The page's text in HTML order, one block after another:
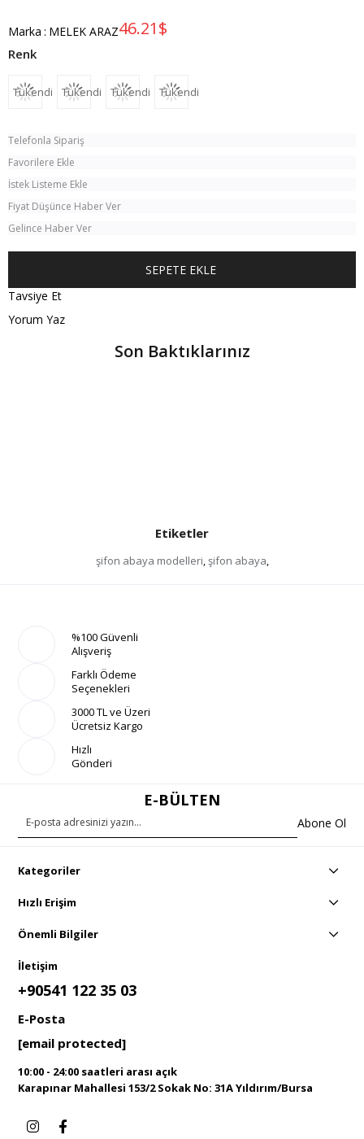
Marka : MELEK ARAZ46.21$
Tükendi Tükendi Tükendi Tükendi
Telefonla Sipariş
Favorilere Ekle
İstek Listeme Ekle
Fiyat Düşünce Haber Ver
Gelince Haber Ver
Tavsiye Et
Yorum Yaz
Son Baktıklarınız
Etiketler
şifon abaya modelleri,şifon abaya,
%100 Güvenli
Alışveriş
Farklı Ödeme
Seçenekleri
3000 TL ve Üzeri
Ücretsiz Kargo
Hızlı
Gönderi
E-BÜLTEN
Abone Ol
Kategoriler
Hızlı Erişim
Önemli Bilgiler
İletişim
+90541 122 35 03
E-Posta
[email protected]
10:00 - 24:00 saatleri arası açık
Karapınar Mahallesi 153/2 Sokak No: 31A Yıldırım/Bursa